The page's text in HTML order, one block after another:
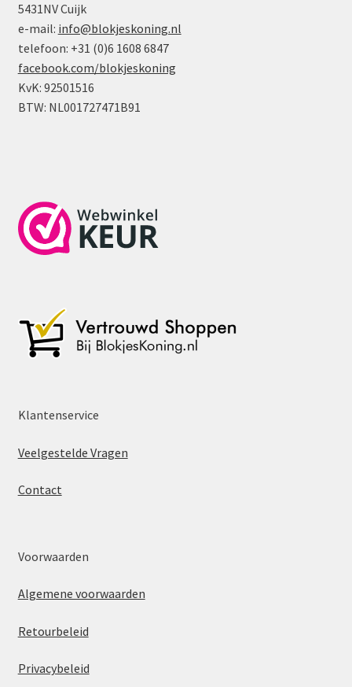
5431NV Cuijk
e-mail: info@blokjeskoning.nl
telefoon: +31 (0)6 1608 6847
facebook.com/blokjeskoning
KvK: 92501516
BTW: NL001727471B91
Klantenservice
Veelgestelde Vragen
Contact
Voorwaarden
Algemene voorwaarden
Retourbeleid
Privacybeleid